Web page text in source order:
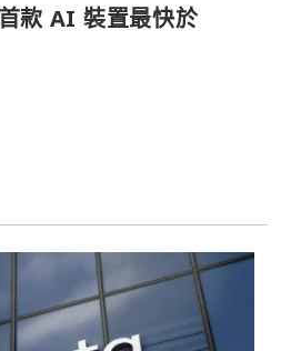
款 AI 裝置最快於